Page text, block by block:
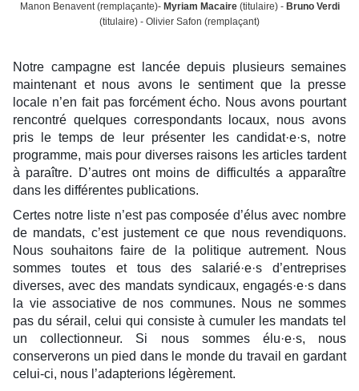
Manon Benavent (remplaçante)- Myriam Macaire(titulaire) - Bruno Verdi
(titulaire) - Olivier Safon (remplaçant)
Notre campagne est lancée depuis plusieurs semaines
maintenant et nous avons le sentiment que la presse
locale n’en fait pas forcément écho. Nous avons pourtant
rencontré quelques correspondants locaux, nous avons
pris le temps de leur présenter les candidat·e·s, notre
programme, mais pour diverses raisons les articles tardent
à paraître. D’autres ont moins de difficultés a apparaître
dans les différentes publications.
Certes notre liste n’est pas composée d’élus avec nombre
de mandats, c’est justement ce que nous revendiquons.
Nous souhaitons faire de la politique autrement. Nous
sommes toutes et tous des salarié·e·s d’entreprises
diverses, avec des mandats syndicaux, engagés·e·s dans
la vie associative de nos communes. Nous ne sommes
pas du sérail, celui qui consiste à cumuler les mandats tel
un collectionneur. Si nous sommes élu·e·s, nous
conserverons un pied dans le monde du travail en gardant
celui-ci, nous l’adapterions légèrement.